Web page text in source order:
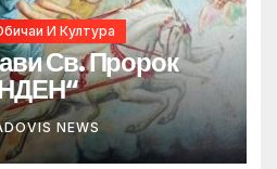
И Култура
Св. Пророк
NEWS